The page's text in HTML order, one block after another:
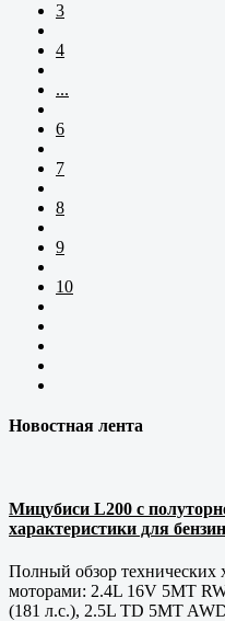
3
4
...
6
7
8
9
10
Новостная лента
Мицубиси L200 с
характеристики для
Полный обзор технических
моторами: 2.4L 16V 5MT
(181 л.с.), 2.5L TD 5MT